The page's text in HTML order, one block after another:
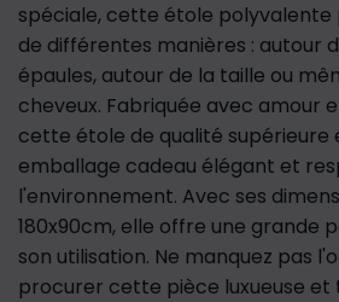
spéciale, cette étole
de différentes manières : autour
épaules, autour de la taille ou
cheveux. Fabriquée avec amour
cette étole de qualité supérieure
emballage cadeau élégant et
l'environnement. Avec ses
180x90cm, elle offre une grande
son utilisation. Ne manquez pas
procurer cette pièce luxueuse et